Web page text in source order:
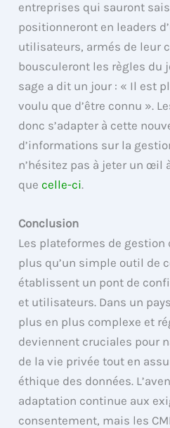
entreprises qui sauront
positionneront en leaders
utilisateurs, armés de leur
bousculeront les règles du
sage a dit un jour : « Il est
voulu que d’être connu ».
donc s’adapter à cette
d’informations sur la
n’hésitez pas à jeter un œil
quecelle-ci.
Conclusion
Les plateformes de
plus qu’un simple outil de
établissent un pont de
et utilisateurs. Dans un
plus en plus complexe et
deviennent cruciales pour
de la vie privée tout en
éthique des données.
adaptation continue aux
consentement, mais les